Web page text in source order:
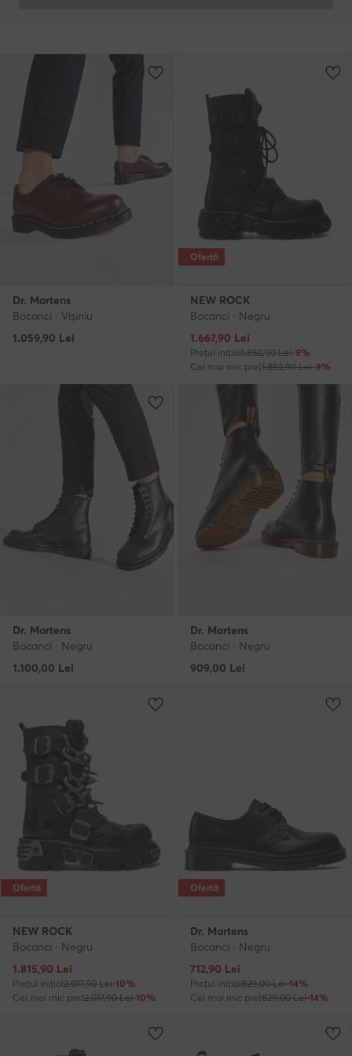
Dr. Martens
Bocanci · Vișiniu
1.059,90 Lei
Ofertă
NEW ROCK
Bocanci · Negru
Prețul actual
1.667,90 Lei
Prețul inițial1.852,90 Lei-9%
Cel mai mic preț1.852,90 Lei-9%
Dr. Martens
Bocanci · Negru
1.100,00 Lei
Dr. Martens
Bocanci · Negru
909,00 Lei
Ofertă
NEW ROCK
Bocanci · Negru
Prețul actual
1.815,90 Lei
Prețul inițial2.017,90 Lei-10%
Cel mai mic preț2.017,90 Lei-10%
Ofertă
Dr. Martens
Bocanci · Negru
Prețul actual
712,90 Lei
Prețul inițial829,00 Lei-14%
Cel mai mic preț829,00 Lei-14%